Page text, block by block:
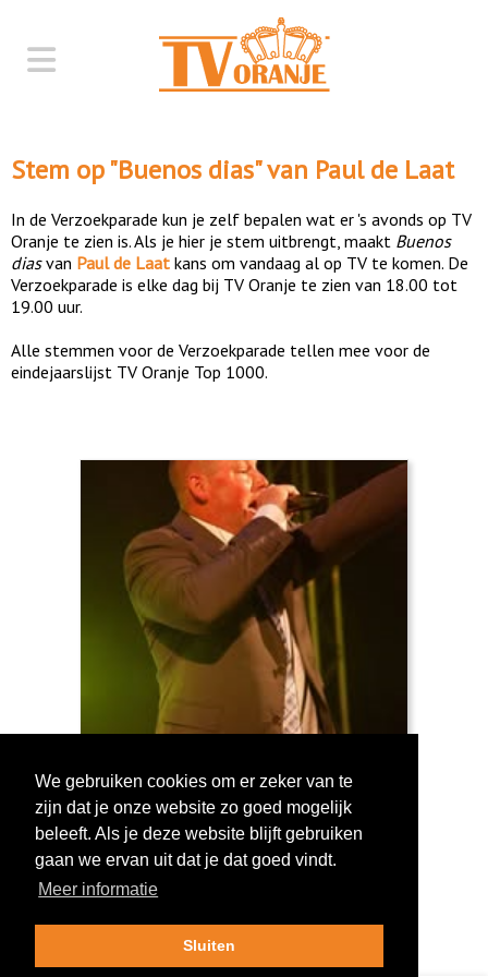
Stem op "Buenos dias" van Paul de Laat
In de Verzoekparade kun je zelf bepalen wat er 's avonds op TV
Oranje te zien is. Als je hier je stem uitbrengt, maakt Buenos
diasvan Paul de Laat kans om vandaag al op TV te komen. De
Verzoekparade is elke dag bij TV Oranje te zien van 18.00 tot
19.00 uur.
Alle stemmen voor de Verzoekparade tellen mee voor de
eindejaarslijst TV Oranje Top 1000.
Log in om te stemmen!
We gebruiken cookies om er zeker van te
zijn dat je onze website zo goed mogelijk
beleeft. Als je deze website blijft gebruiken
gaan we ervan uit dat je dat goed vindt.
Meer informatie
Sluiten